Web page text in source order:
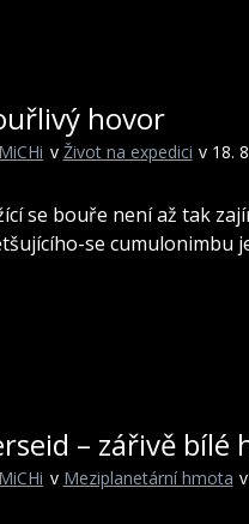
hovor
MiCHi v Život na expedici v 18.
se bouře není až tak
se cumulonimbu
– zářivě bílé
MiCHi v Meziplanetární hmota